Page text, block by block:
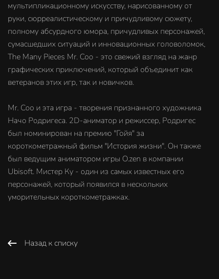
мультипликационному искусству, нарисованному от
руки, сюрреалистическому и причудливому сюжету,
полному абсурдного юмора, причудливых персонажей,
сумасшедших ситуаций и инновационных головоломок,
The Many Pieces Mr. Coo - это свежий взгляд на жанр
графических приключений, который объединит как
ветеранов этих игр, так и новичков.
Mr. Coo и эта игра - творения признанного художника
Начо Родригеса. 2D-аниматор и режиссер, Родригес
был номинирован на премию "Гойя" за
короткометражный фильм "История жизни". Он также
был ведущим аниматором игры O.zen в компании
Ubisoft. Мистер Ку - один из самых известных его
персонажей, который появился в нескольких
уморительных короткометражках.
Назад к списку